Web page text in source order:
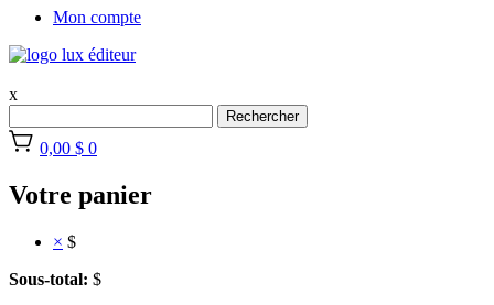
Mon compte
x
Rechercher
0,00 $ 0
Votre panier
× $
Sous-total: $